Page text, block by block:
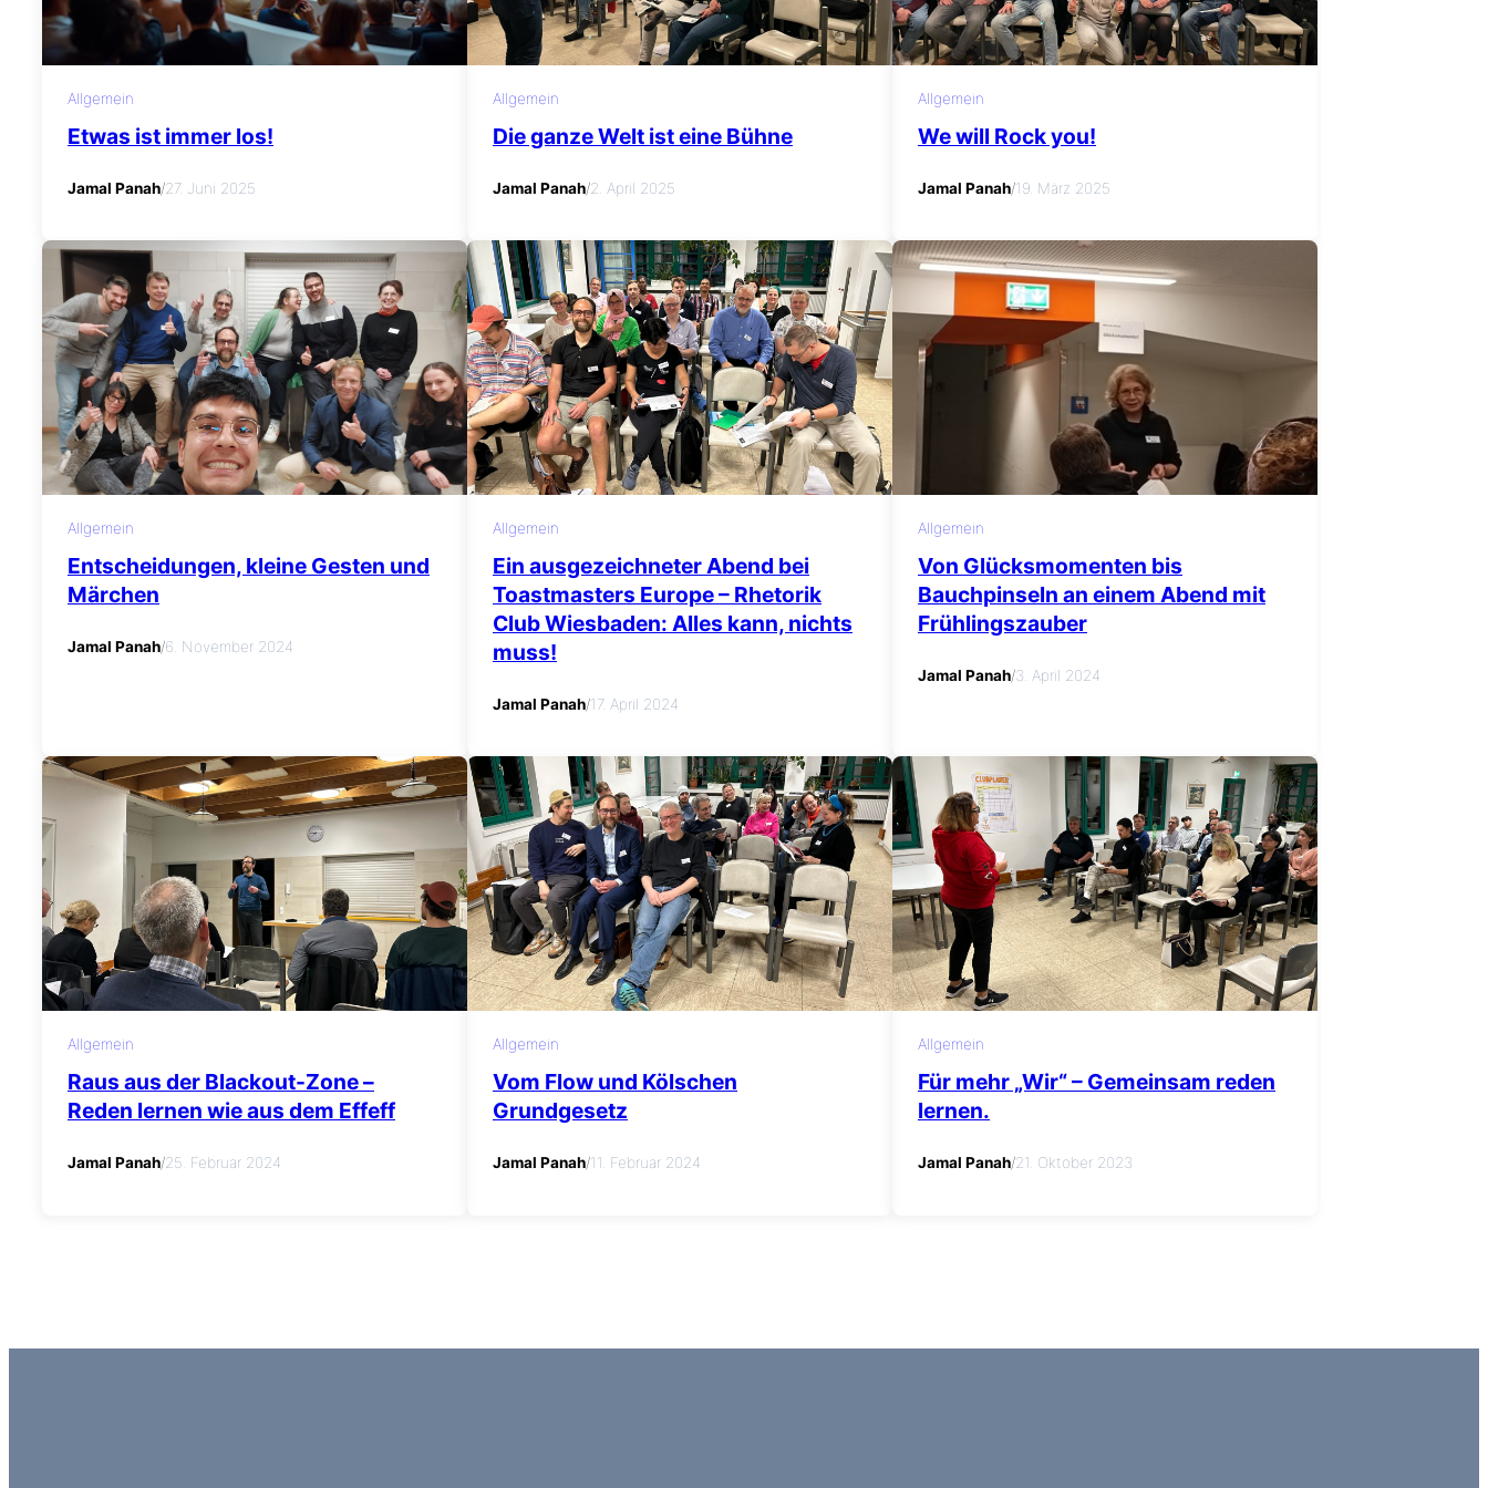
Allgemein
Etwas ist immer los!
Jamal Panah/27. Juni 2025
Allgemein
Die ganze Welt ist eine Bühne
Jamal Panah/2. April 2025
Allgemein
We will Rock you!
Jamal Panah/19. März 2025
Allgemein
Entscheidungen, kleine Gesten und
Märchen
Jamal Panah/6. November 2024
Allgemein
Ein ausgezeichneter Abend bei
Toastmasters Europe – Rhetorik
Club Wiesbaden: Alles kann, nichts
muss!
Jamal Panah/17. April 2024
Allgemein
Von Glücksmomenten bis
Bauchpinseln an einem Abend mit
Frühlingszauber
Jamal Panah/3. April 2024
Allgemein
Raus aus der Blackout-Zone –
Reden lernen wie aus dem Effeff
Jamal Panah/25. Februar 2024
Allgemein
Vom Flow und Kölschen
Grundgesetz
Jamal Panah/11. Februar 2024
Allgemein
Für mehr „Wir“ – Gemeinsam reden
lernen.
Jamal Panah/21. Oktober 2023